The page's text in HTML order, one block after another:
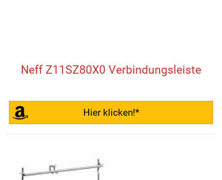
Neff Z11SZ80X0 Verbindungsleiste
Hier klicken!*